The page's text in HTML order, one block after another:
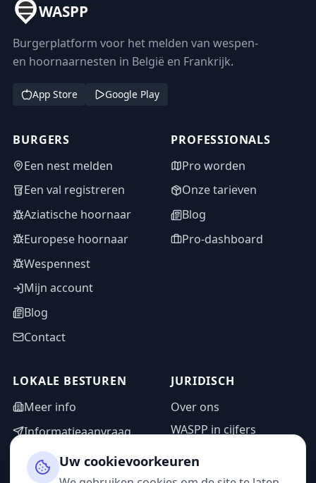
WASPP
Burgerplatform voor het melden van wespen-
en hoornaarnesten in België en Frankrijk.
App Store Google Play
BURGERS
Een nest melden
Een val registreren
Aziatische hoornaar
Europese hoornaar
Wespennest
Mijn account
Blog
Contact
PROFESSIONALS
Pro worden
Onze tarieven
Blog
Pro-dashboard
LOKALE BESTUREN
Meer info
Informatieaanvraag
Adminzone
JURIDISCH
Over ons
WASPP in cijfers
Privacybeleid
Uw cookievoorkeuren